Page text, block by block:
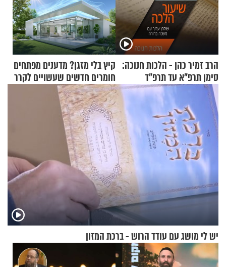
הרב זמיר כהן - הלכות חנוכה:
סימן תרפ"א עד תרפ"ד
קיץ בלי מזגן? מדענים מפתחים
חומרים חדשים שעשויים לקרר
בתים
יש לי מושג עם עודד הרוש - ברכת המזון